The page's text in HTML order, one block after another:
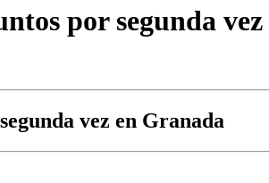
por segunda vez
vez en Granada